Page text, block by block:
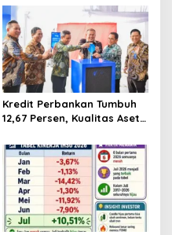
Korupsi Pajak
Pertambangan
Kredit Perbankan Tumbuh
12,67 Persen, Kualitas Aset
Tetap Kokoh Juni 2026